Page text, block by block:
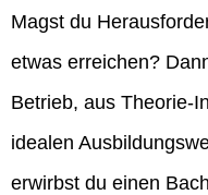
Magst du
etwas erreichen?
Betrieb, aus Theorie-
idealen
erwirbst du einen